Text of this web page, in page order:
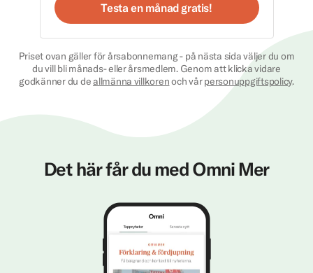
Testa en månad gratis!
Priset ovan gäller för årsabonnemang - på nästa sida väljer du om
du vill bli månads- eller årsmedlem. Genom att klicka vidare
godkänner du deallmänna villkorenoch vårpersonuppgiftspolicy.
Det här får du med Omni Mer